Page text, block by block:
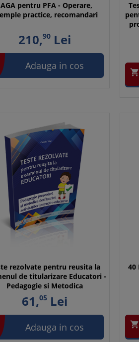
pentru PFA - Operare,
practice, recomandari
210,90Lei
Adauga in cos

rezolvate pentru reusita la
de titularizare Educatori -
Pedagogie si Metodica
61,05Lei
Adauga in cos
40
